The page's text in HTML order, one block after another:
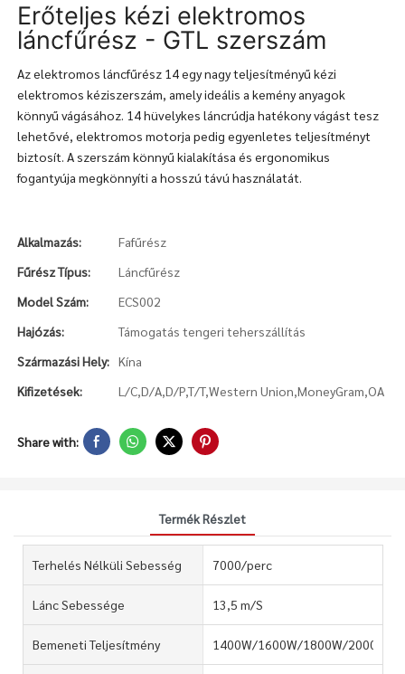
Erőteljes kézi elektromos
láncfűrész - GTL szerszám
Az elektromos láncfűrész 14 egy nagy teljesítményű kézi
elektromos kéziszerszám, amely ideális a kemény anyagok
könnyű vágásához. 14 hüvelykes láncrúdja hatékony vágást tesz
lehetővé, elektromos motorja pedig egyenletes teljesítményt
biztosít. A szerszám könnyű kialakítása és ergonomikus
fogantyúja megkönnyíti a hosszú távú használatát.
Alkalmazás:
Fafűrész
Fűrész Típus:
Láncfűrész
Model Szám:
ECS002
Hajózás:
Támogatás tengeri teherszállítás
Származási Hely: Kína
Kifizetések:
L/C,D/A,D/P,T/T,Western Union,MoneyGram,OA
Share with:
Termék Részlet
Terhelés Nélküli Sebesség 7000/perc
Lánc Sebessége 13,5 m/S
Bemeneti Teljesítmény 1400W/1600W/1800W/2000W/